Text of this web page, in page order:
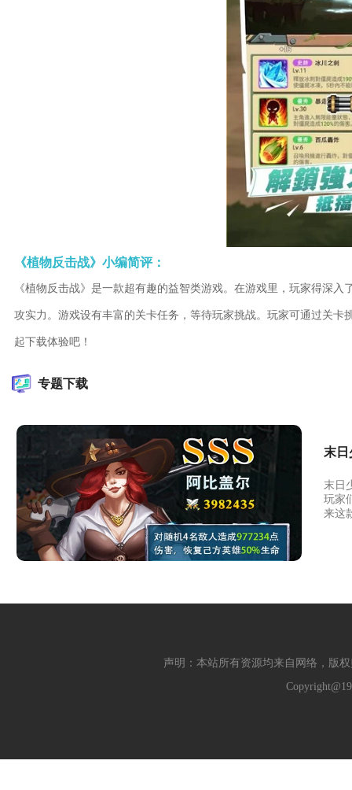
《植物反击战》小编简评：
《植物反击战》是一款超有趣的益智类游戏。在游戏里，玩家得深
攻实力。游戏设有丰富的关卡任务，等待玩家挑战。玩家可通过关
起下载体验吧！
专题下载
末日
末日
玩家
来这
声明：本站所有资源均来自网络，版